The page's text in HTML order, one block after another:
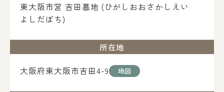
東大阪市営 吉田墓地 (ひがしおおさかしえい
よしだぼち)
所在地
大阪府東大阪市吉田4-9
地図